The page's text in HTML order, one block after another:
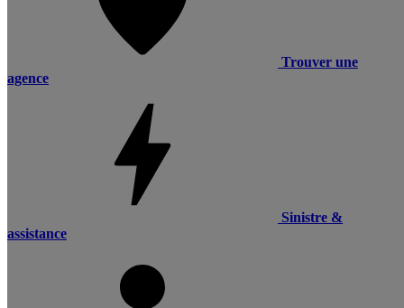
Trouver une
agence
Sinistre &
assistance